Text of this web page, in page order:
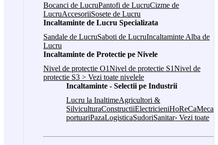
Bocanci de LucruPantofi de LucruCizme de
LucruAccesoriiSosete de Lucru
Incaltaminte de Lucru Specializata
Sandale de LucruSaboti de LucruIncaltaminte Alba de
Lucru
Incaltaminte de Protectie pe Nivele
Nivel de protectie O1Nivel de protectie S1Nivel de
protectie S3 > Vezi toate nivelele
Incaltaminte - Selectii pe Industrii
Lucru la InaltimeAgricultori &
SilviculturaConstructiiElectricieniHoReCa
portuariPazaLogisticaSudoriSanitar› Vezi toate